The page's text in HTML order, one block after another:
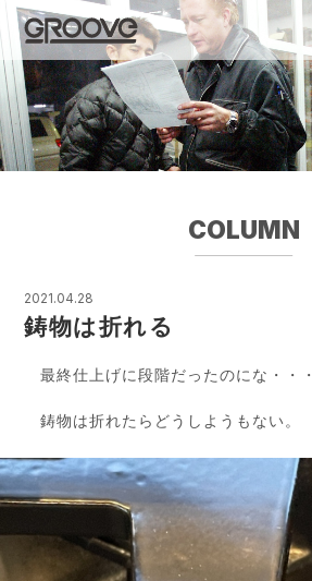
Groove 自転車 カフェ 輸入車・国産車のチ
ューニング/販売
COLUMN
2021.04.28
鋳物は折れる
最終仕上げに段階だったのにな・・・
鋳物は折れたらどうしようもない。